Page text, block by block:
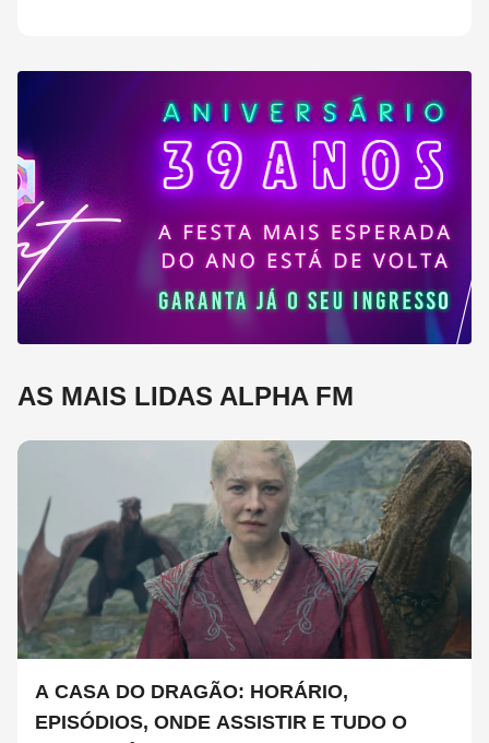
AS MAIS LIDAS ALPHA FM
A CASA DO DRAGÃO: HORÁRIO,
EPISÓDIOS, ONDE ASSISTIR E TUDO O